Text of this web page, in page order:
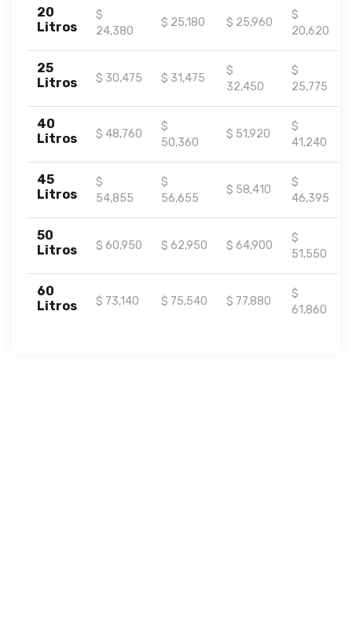
20
Litros
$
24,380
$ 25,180 $ 25,960
$
20,620
25
Litros
$ 30,475 $ 31,475
$
32,450
$
25,775
40
Litros
$ 48,760
$
50,360
$ 51,920
$
41,240
45
Litros
$
54,855
$
56,655
$ 58,410
$
46,395
50
Litros
$ 60,950 $ 62,950 $ 64,900
$
51,550
60
Litros
$ 73,140 $ 75,540 $ 77,880
$
61,860